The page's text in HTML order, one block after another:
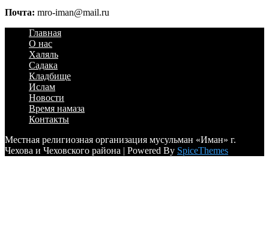
Почта: mro-iman@mail.ru
Главная
О нас
Халяль
Садака
Кладбище
Ислам
Новости
Время намаза
Контакты
Местная религиозная организация мусульман «Иман» г.
Чехова и Чеховского района | Powered By SpiceThemes